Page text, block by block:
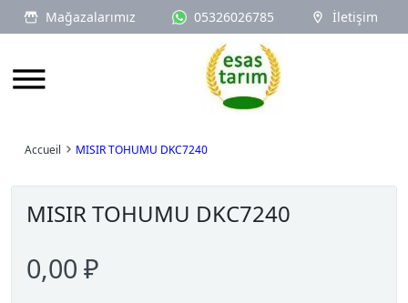
Mağazalarımız 05326026785 İletişim
Logo
Accueil MISIR TOHUMU DKC7240
MISIR TOHUMU DKC7240
0,00 ₽